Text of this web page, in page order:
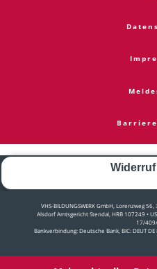
VHS-BILDUNGSWERK GmbH, Lorenzweg
Alsdorf Amtsgericht Stendal, HRB 107249 •
17/
Bankverbindung: Deutsche Bank, BIC: DEUT